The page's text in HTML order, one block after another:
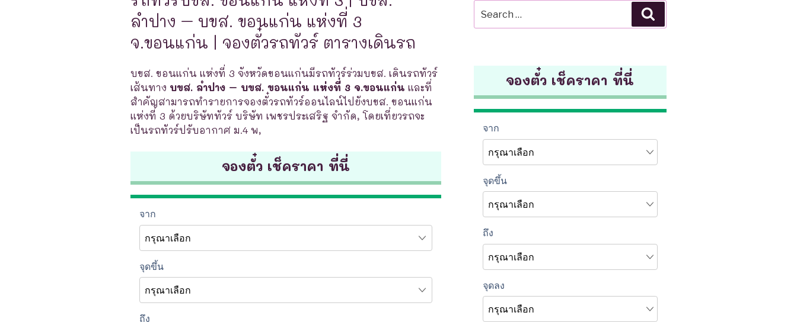
ลำปาง – บขส. ขอนแก่น แห่งที่ 3
จ.ขอนแก่น | จองตั๋วรถทัวร์ ตารางเดินรถ
บขส. ขอนแก่น แห่งที่ 3 จังหวัดขอนแก่นมีรถทัวร์ร่วมบขส. เดินรถทัวร์
เส้นทาง บขส. ลำปาง – บขส. ขอนแก่น แห่งที่ 3 จ.ขอนแก่น และที่
สำคัญสามารถทำรายการจองตั๋วรถทัวร์ออนไลน์ไปยังบขส. ขอนแก่น
แห่งที่ 3 ด้วยบริษัททัวร์ บริษัท เพชรประเสริฐ จำกัด, โดยเที่ยวรถจะ
เป็นรถทัวร์ปรับอากาศ ม.4 พ,
จองตั๋ว เช็คราคา ที่นี่
for:
จองตั๋ว เช็คราคา ที่นี่